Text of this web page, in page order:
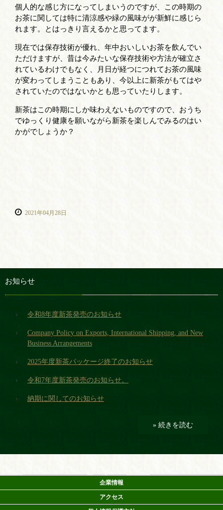
個人的な感じ方になってしまいうのですが、この時期の
お茶に関しては特に清涼感や緑の風味がが新鮮に感じら
れます。とはっきり言えるかと思ってます。
現在では保存技術が優れ、年中おいしいお茶を飲んでい
ただけますが、昔は今みたいな保存技術や方法が確立さ
れているわけでもなく、月日が経つにつれてお茶の風味
が変わってしまうこともあり、今以上に新茶がもてはや
されていたのではないかとも思っていたりします。
新茶はこの時期にしか味わえないものですので、おうち
でゆっくり健康を願いながら新茶を楽しんでみるのはい
かがでしょうか？
2021年04月28日
お知らせ
令和8年度新茶発売のお知らせ
Company Policy on Exports, International Shipping, and New
Business Arrangements
2025年度新茶パッケージ終了のお知らせ
令和7年度新茶発売のお知らせ。
納期に関してのお知らせ
» 続きを読む
企業情報
アクセス